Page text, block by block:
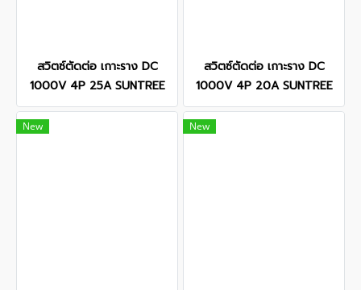
สวิตซ์ตัดต่อ เกาะราง DC
1000V 4P 25A SUNTREE
สวิตซ์ตัดต่อ เกาะราง DC
1000V 4P 20A SUNTREE
New New